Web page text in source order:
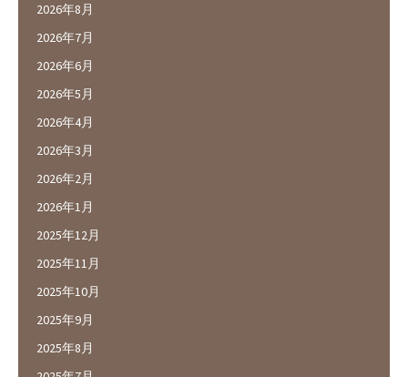
2026年8月
2026年7月
2026年6月
2026年5月
2026年4月
2026年3月
2026年2月
2026年1月
2025年12月
2025年11月
2025年10月
2025年9月
2025年8月